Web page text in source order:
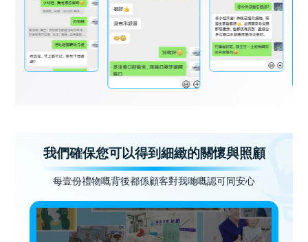
我們確保您可以得到細緻的關懷與照顧
每壹份禮物嘅背後都係顧客對我哋嘅認可同安心